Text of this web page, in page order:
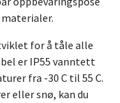
for å tåle alle
er IP55 vanntett
fra -30 C til 55 C.
eller snø, kan du